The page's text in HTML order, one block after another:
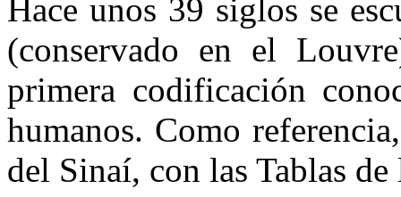
Hace unos 39 siglos se
(conservado en el
primera codificación
humanos. Como
del Sinaí, con las Tablas